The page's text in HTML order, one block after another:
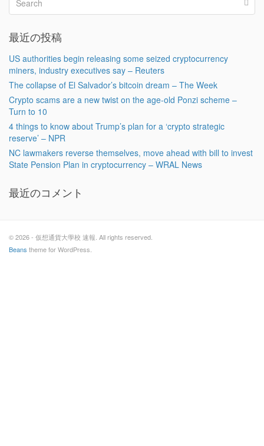
最近の投稿
US authorities begin releasing some seized cryptocurrency
miners, industry executives say – Reuters
The collapse of El Salvador’s bitcoin dream – The Week
Crypto scams are a new twist on the age-old Ponzi scheme –
Turn to 10
4 things to know about Trump’s plan for a ‘crypto strategic
reserve’ – NPR
NC lawmakers reverse themselves, move ahead with bill to invest
State Pension Plan in cryptocurrency – WRAL News
最近のコメント
© 2026 - 仮想通貨大學校 速報. All rights reserved.
Beans theme for WordPress.